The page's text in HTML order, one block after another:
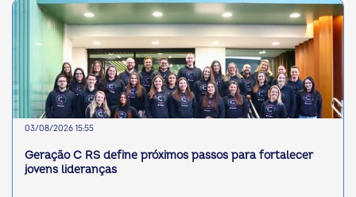
03/08/2026 15:55
Geração C RS define próximos passos para fortalecer
jovens lideranças